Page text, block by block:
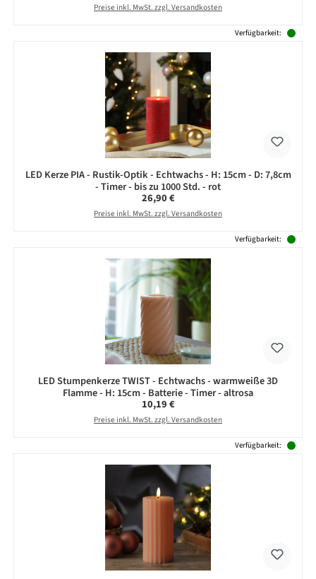
Preise inkl. MwSt. zzgl. Versandkosten
Verfügbarkeit:
LED Kerze PIA - Rustik-Optik - Echtwachs - H: 15cm - D: 7,8cm
- Timer - bis zu 1000 Std. - rot
Regulärer Preis:
26,90 €
Preise inkl. MwSt. zzgl. Versandkosten
Verfügbarkeit:
LED Stumpenkerze TWIST - Echtwachs - warmweiße 3D
Flamme - H: 15cm - Batterie - Timer - altrosa
Regulärer Preis:
10,19 €
Preise inkl. MwSt. zzgl. Versandkosten
Verfügbarkeit: